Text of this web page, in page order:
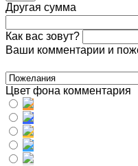
Другая сумма
Как вас зовут?
Ваши комментарии и
Цвет фона комментария